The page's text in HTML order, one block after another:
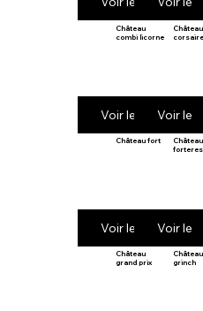
Château
combi licorne
Voir le produit
Château
corsaire
Voir le
Château fort
Voir le produit
Château
Voir le
Château
grand prix
Château
grinch